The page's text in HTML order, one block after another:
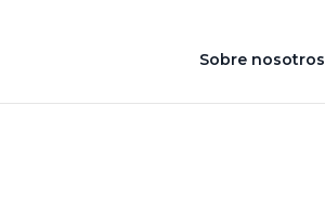
Sobre nosotros